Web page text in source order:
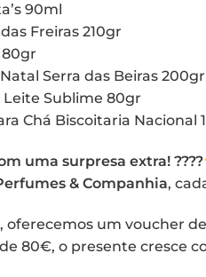
90ml
Freiras 210gr
80gr
Serra das Beiras 200gr
Sublime 80gr
Chá Biscoitaria Nacional
uma surpresa extra! ????
& Companhia,
oferecemos um voucher
80€, o presente cresce